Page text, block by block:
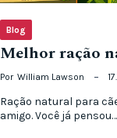
Blog
Melhor ração
Por William Lawson
Ração natural para
amigo. Você já pensou…